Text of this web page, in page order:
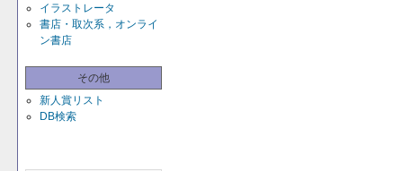
イラストレータ
書店・取次系，オンライ
ン書店
その他
新人賞リスト
DB検索